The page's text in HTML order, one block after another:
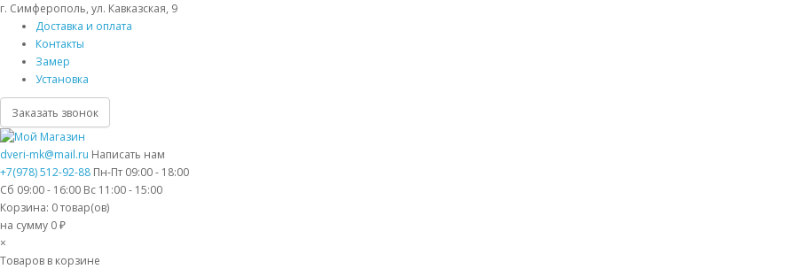
г. Симферополь, ул. Кавказская, 9
Доставка и оплата
Контакты
Замер
Установка
Заказать звонок
dveri-mk@mail.ru Написать нам
+7(978) 512-92-88 Пн-Пт 09:00 - 18:00
Сб 09:00 - 16:00 Вс 11:00 - 15:00
Корзина: 0товар(ов)
на сумму 0 ₽
×
Товаров в корзине